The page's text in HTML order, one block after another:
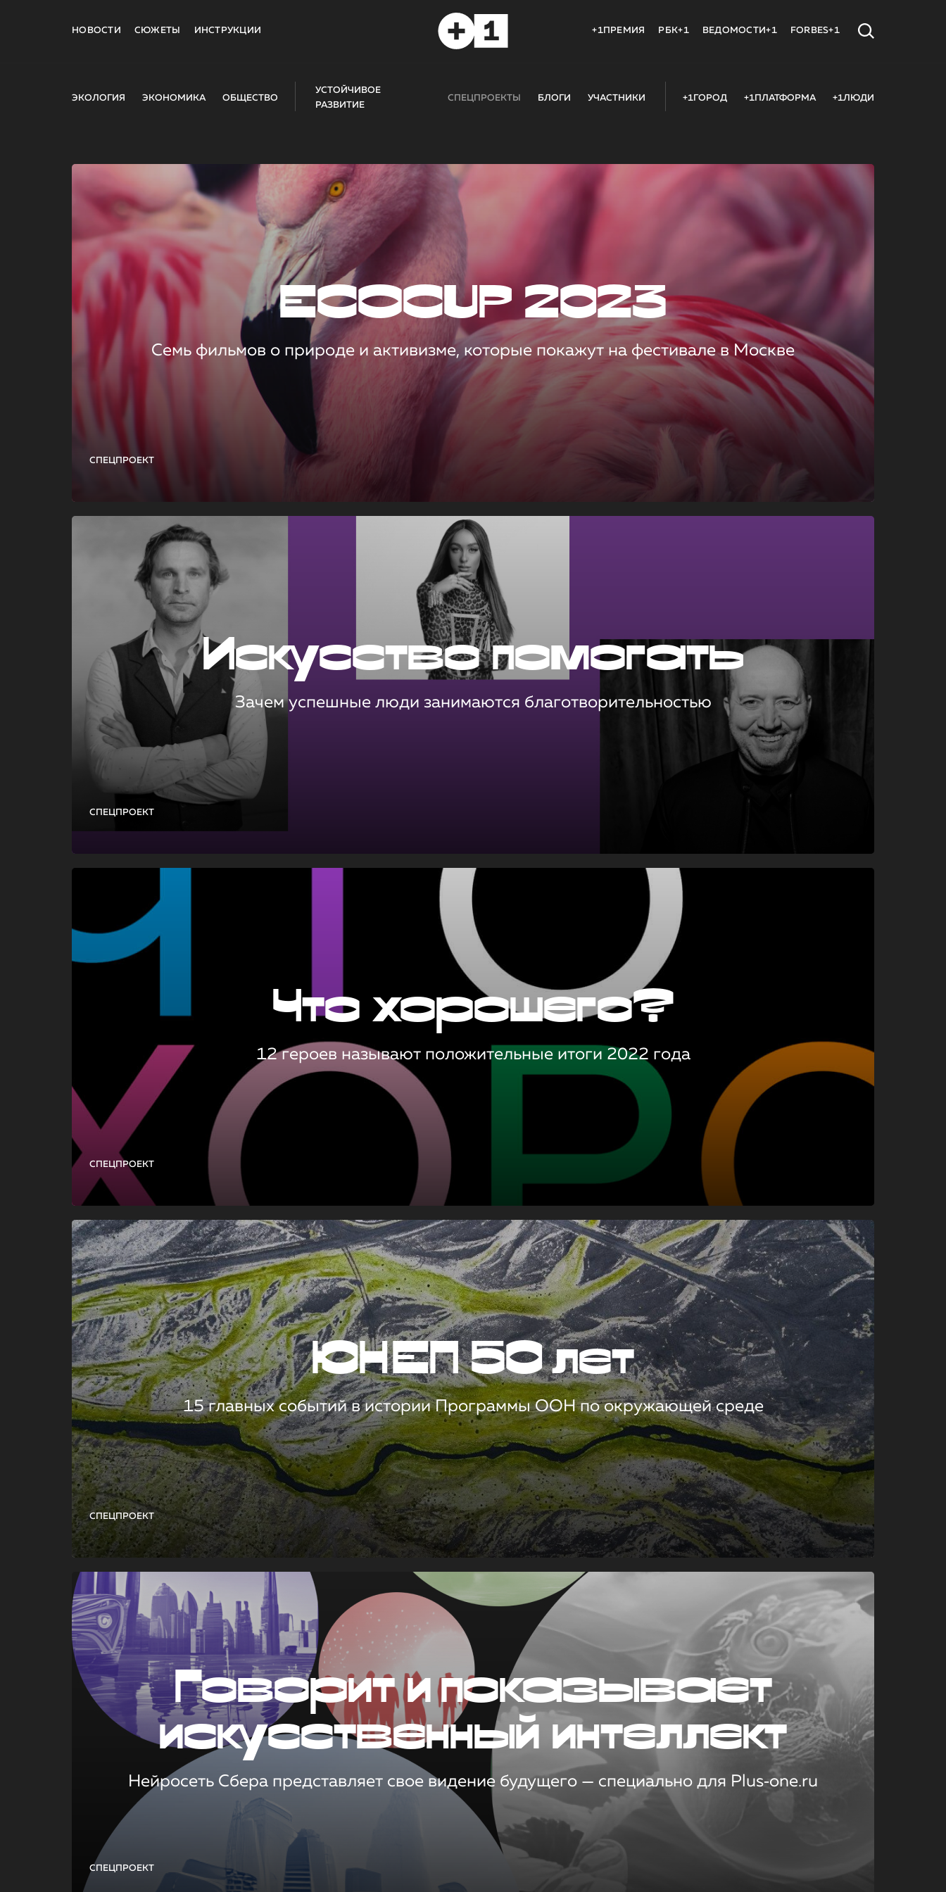
НОВОСТИ СЮЖЕТЫ ИНСТРУКЦИИ +1ПРЕМИЯ РБК+1 ВЕДОМОСТИ+1 FORBES+1
ЭКОЛОГИЯ ЭКОНОМИКА ОБЩЕСТВО
УСТОЙЧИВОЕ
РАЗВИТИЕ
СПЕЦПРОЕКТЫ БЛОГИ УЧАСТНИКИ +1ГОРОД +1ПЛАТФОРМА +1ЛЮДИ
СПЕЦПРОЕКТ
ECOCUP 2023
Семь фильмов о природе и активизме, которые покажут на фестивале в Москве
СПЕЦПРОЕКТ
Искусство помогать
Зачем успешные люди занимаются благотворительностью
СПЕЦПРОЕКТ
Что хорошего?
12 героев называют положительные итоги 2022 года
СПЕЦПРОЕКТ
ЮНЕП 50 лет
15 главных событий в истории Программы ООН по окружающей среде
СПЕЦПРОЕКТ
Говорит и показывает
искусственный интеллект
Нейросеть Сбера представляет свое видение будущего — специально для Plus‑one.ru